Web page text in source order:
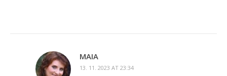
MAIA
13. 11. 2023 AT 23:34